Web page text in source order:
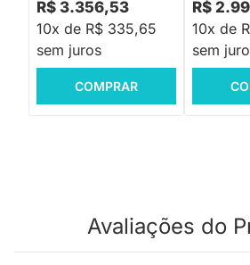
R$ 3.356,53
10x de R$ 335,65
sem juros
COMPRAR
R$
10x de
sem
Avaliações do